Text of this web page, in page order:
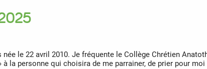
le 22 avril 2010. Je fréquente le Collège Chrétien
à la personne qui choisira de me parrainer, de prier pour